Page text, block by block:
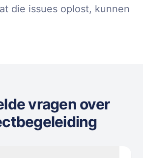
die issues oplost, kunnen
vragen over